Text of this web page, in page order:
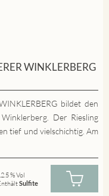
WINKLERBERG
bildet den
Der Riesling
tief und vielschichtig. Am
% Vol
Sulfite